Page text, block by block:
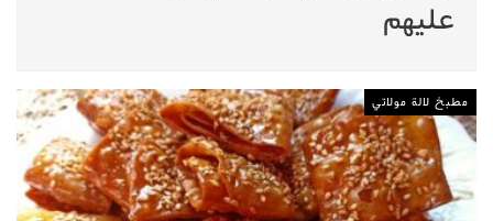
عليهم
مطبخ لالة مولاتي